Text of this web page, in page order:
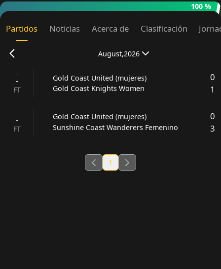
100 %
Partidos Noticias Acerca de Clasificación
August,2026
-
-
FT
Gold Coast United (mujeres)
Gold Coast Knights Women
0
1
-
-
FT
Gold Coast United (mujeres)
Sunshine Coast Wanderers Femenino
0
3
1